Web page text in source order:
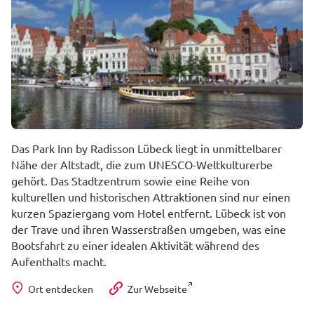
Das Park Inn by Radisson Lübeck liegt in unmittelbarer
Nähe der Altstadt, die zum UNESCO-Weltkulturerbe
gehört. Das Stadtzentrum sowie eine Reihe von
kulturellen und historischen Attraktionen sind nur einen
kurzen Spaziergang vom Hotel entfernt. Lübeck ist von
der Trave und ihren Wasserstraßen umgeben, was eine
Bootsfahrt zu einer idealen Aktivität während des
Aufenthalts macht.
Ort entdecken Zur Webseite